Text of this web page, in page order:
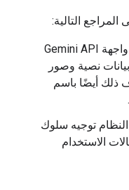
التالية:
: تتيح واجهة Gemini API
نصية وصور
ذلك أيضًا باسم
توجيه سلوك
الاستخدام